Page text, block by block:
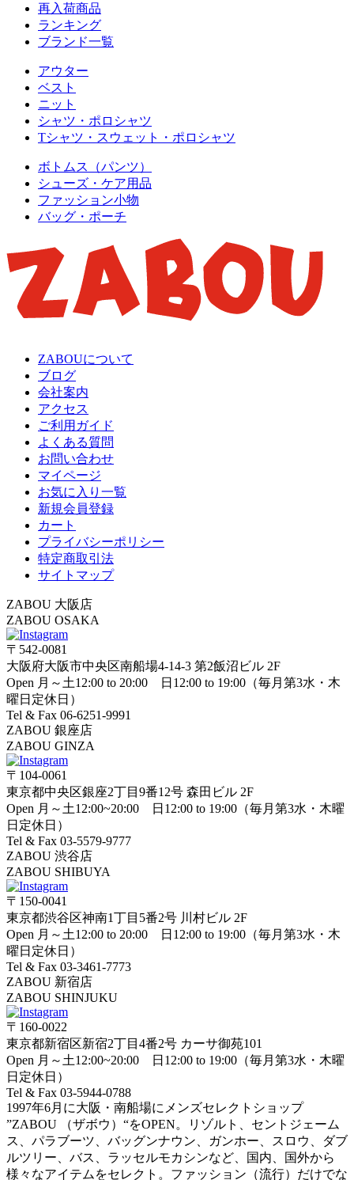
再入荷商品
ランキング
ブランド一覧
アウター
ベスト
ニット
シャツ・ポロシャツ
Tシャツ・スウェット・ポロシャツ
ボトムス（パンツ）
シューズ・ケア用品
ファッション小物
バッグ・ポーチ
ZABOUについて
ブログ
会社案内
アクセス
ご利用ガイド
よくある質問
お問い合わせ
マイページ
お気に入り一覧
新規会員登録
カート
プライバシーポリシー
特定商取引法
サイトマップ
ZABOU 大阪店
ZABOU OSAKA
〒542-0081
大阪府大阪市中央区南船場4-14-3 第2飯沼ビル 2F
Open 月～土12:00 to 20:00 日12:00 to 19:00（毎月第3水・木
曜日定休日）
Tel & Fax 06-6251-9991
ZABOU 銀座店
ZABOU GINZA
〒104-0061
東京都中央区銀座2丁目9番12号 森田ビル 2F
Open 月～土12:00~20:00 日12:00 to 19:00（毎月第3水・木曜
日定休日）
Tel & Fax 03-5579-9777
ZABOU 渋谷店
ZABOU SHIBUYA
〒150-0041
東京都渋谷区神南1丁目5番2号 川村ビル 2F
Open 月～土12:00 to 20:00 日12:00 to 19:00（毎月第3水・木
曜日定休日）
Tel & Fax 03-3461-7773
ZABOU 新宿店
ZABOU SHINJUKU
〒160-0022
東京都新宿区新宿2丁目4番2号 カーサ御苑101
Open 月～土12:00~20:00 日12:00 to 19:00（毎月第3水・木曜
日定休日）
Tel & Fax 03-5944-0788
1997年6月に大阪・南船場にメンズセレクトショップ
”ZABOU （ザボウ）“をOPEN。リゾルト、セントジェーム
ス、パラブーツ、バッグンナウン、ガンホー、スロウ、ダブ
ルツリー、バス、ラッセルモカシンなど、国内、国外から
様々なアイテムをセレクト。ファッション（流行）だけでな